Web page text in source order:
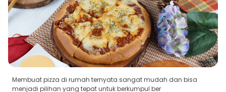
Membuat pizza di rumah ternyata sangat mudah dan bisa
menjadi pilihan yang tepat untuk berkumpul ber